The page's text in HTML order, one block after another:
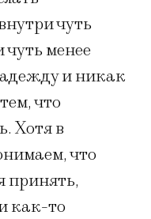
чуть
менее
и никак
что
Хотя в
что
принять,
как-то